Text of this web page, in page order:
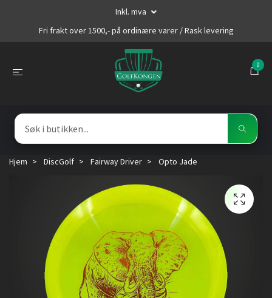
Inkl. mva
Fri frakt over 1500,- på ordinære varer / Rask levering
0
Hjem DiscGolf Fairway Driver Opto Jade